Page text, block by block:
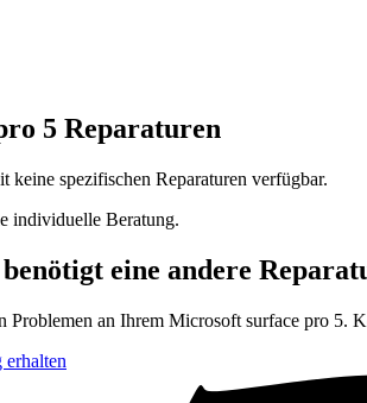
5 Reparaturen
keine spezifischen Reparaturen verfügbar.
individuelle Beratung.
benötigt eine andere
Problemen an Ihrem Microsoft surface pro 5.
erhalten